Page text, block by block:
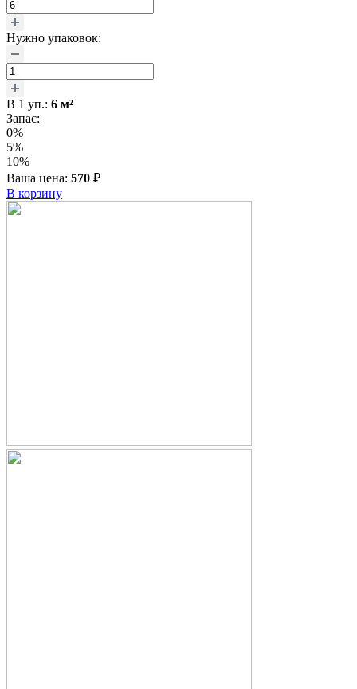
Нужно упаковок:
В 1 уп.: 6 м²
Запас:
0%
5%
10%
Ваша цена: 570 ₽
В корзину